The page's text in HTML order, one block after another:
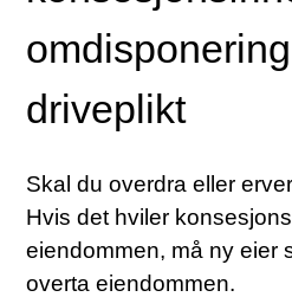
driveplikt
Skal du overdra eller
Hvis det hviler
eiendommen, må ny eier
overta eiendommen.